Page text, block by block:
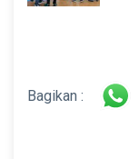
Bagikan :